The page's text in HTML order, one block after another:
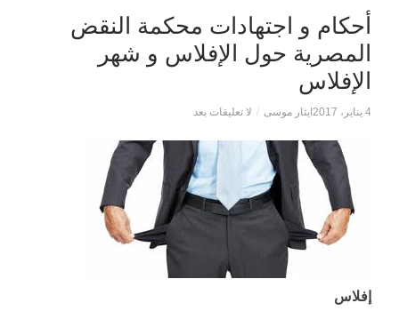
أحكام و اجتهادات محكمة النقض
المصرية حول الإفلاس و شهر
الإفلاس
4 يناير، 2017 ايثار موسى / لا تعليقات بعد
إفلاس